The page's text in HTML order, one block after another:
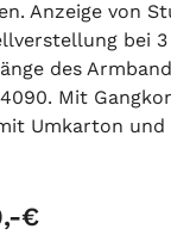
Anzeige
des
Mit
Umkarton
€